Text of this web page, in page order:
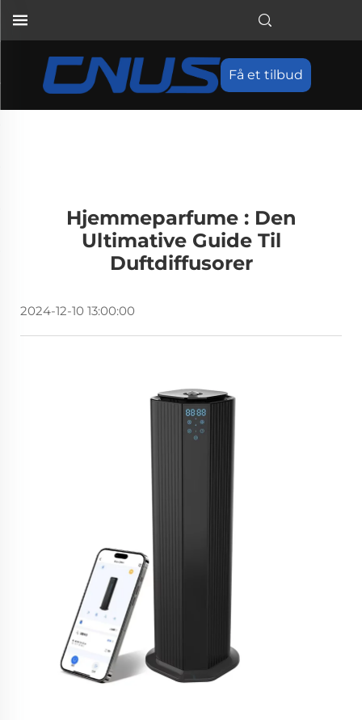
Få et tilbud
Hjemmeparfume : Den
Ultimative Guide Til
Duftdiffusorer
2024-12-10 13:00:00